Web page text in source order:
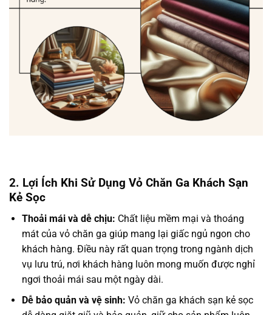
2. Lợi Ích Khi Sử Dụng Vỏ Chăn Ga Khách Sạn
Kẻ Sọc
Thoải mái và dễ chịu: Chất liệu mềm mại và thoáng
mát của vỏ chăn ga giúp mang lại giấc ngủ ngon cho
khách hàng. Điều này rất quan trọng trong ngành dịch
vụ lưu trú, nơi khách hàng luôn mong muốn được nghỉ
ngơi thoải mái sau một ngày dài.
Dễ bảo quản và vệ sinh: Vỏ chăn ga khách sạn kẻ sọc